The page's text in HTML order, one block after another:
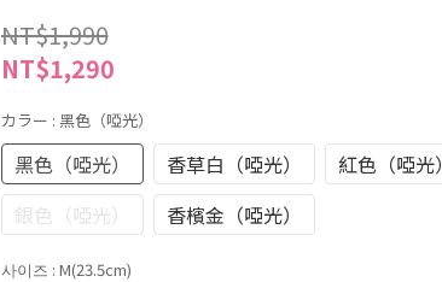
NT$1,990
NT$1,290
カラー : 黑色（啞光）
黑色（啞光） 香草白（啞光）
紅色（啞光）
銀色（啞光）
香檳金（啞光）
사이즈 : M(23.5cm)